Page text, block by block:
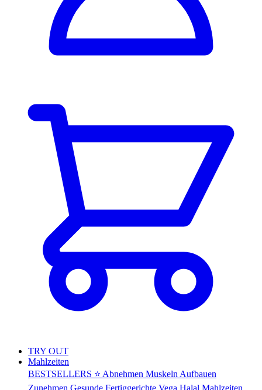
TRY OUT
Mahlzeiten
BESTSELLERS ⭐ Abnehmen Muskeln Aufbauen
Zunehmen Gesunde Fertiggerichte Vega Halal Mahlzeiten